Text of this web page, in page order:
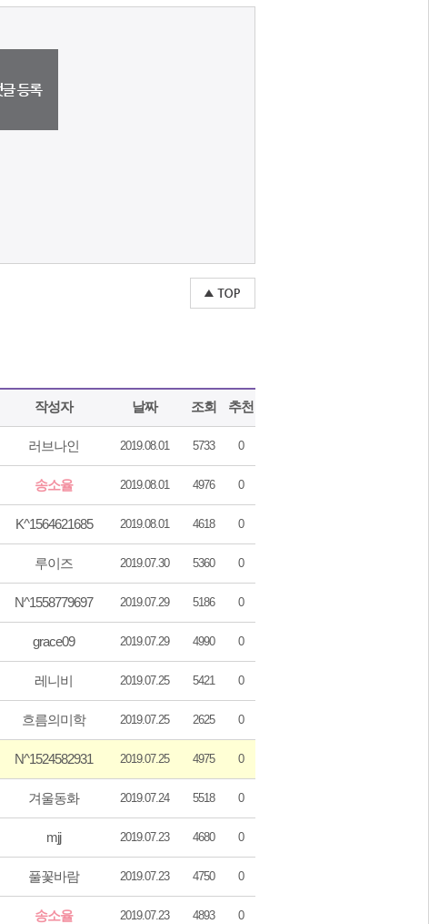
작성자 날짜 조회 추천
러브나인 2019.08.01 5733 0
송소율 2019.08.01 4976 0
K^1564621685 2019.08.01 4618 0
루이즈 2019.07.30 5360 0
N^1558779697 2019.07.29 5186 0
grace09 2019.07.29 4990 0
레니비 2019.07.25 5421 0
흐름의미학 2019.07.25 2625 0
N^1524582931 2019.07.25 4975 0
겨울동화 2019.07.24 5518 0
mjj 2019.07.23 4680 0
풀꽃바람 2019.07.23 4750 0
송소율 2019.07.23 4893 0